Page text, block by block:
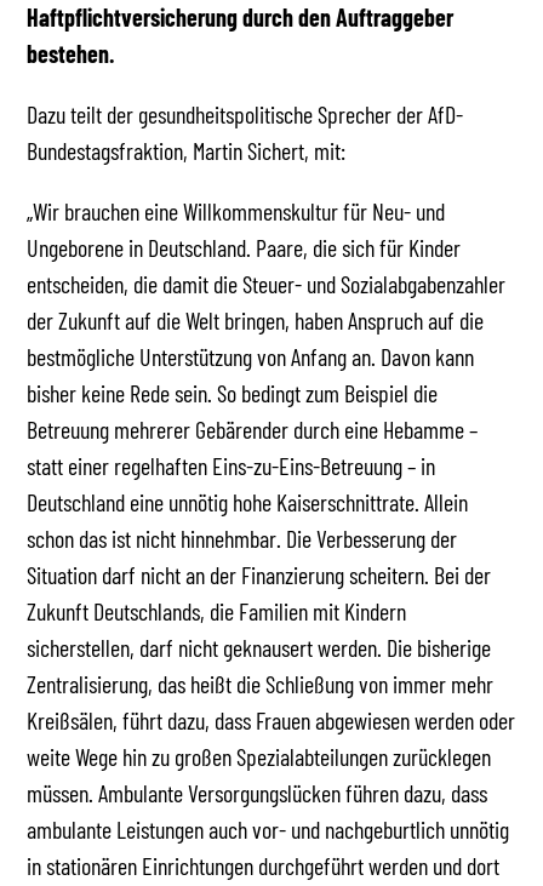
Haftpflichtversicherung durch den Auftraggeber
bestehen.
Dazu teilt der gesundheitspolitische Sprecher der AfD-
Bundestagsfraktion, Martin Sichert, mit:
„Wir brauchen eine Willkommenskultur für Neu- und
Ungeborene in Deutschland. Paare, die sich für Kinder
entscheiden, die damit die Steuer- und Sozialabgabenzahler
der Zukunft auf die Welt bringen, haben Anspruch auf die
bestmögliche Unterstützung von Anfang an. Davon kann
bisher keine Rede sein. So bedingt zum Beispiel die
Betreuung mehrerer Gebärender durch eine Hebamme –
statt einer regelhaften Eins-zu-Eins-Betreuung – in
Deutschland eine unnötig hohe Kaiserschnittrate. Allein
schon das ist nicht hinnehmbar. Die Verbesserung der
Situation darf nicht an der Finanzierung scheitern. Bei der
Zukunft Deutschlands, die Familien mit Kindern
sicherstellen, darf nicht geknausert werden. Die bisherige
Zentralisierung, das heißt die Schließung von immer mehr
Kreißsälen, führt dazu, dass Frauen abgewiesen werden oder
weite Wege hin zu großen Spezialabteilungen zurücklegen
müssen. Ambulante Versorgungslücken führen dazu, dass
ambulante Leistungen auch vor- und nachgeburtlich unnötig
in stationären Einrichtungen durchgeführt werden und dort